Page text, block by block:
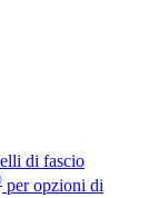
di fascio
per opzioni di